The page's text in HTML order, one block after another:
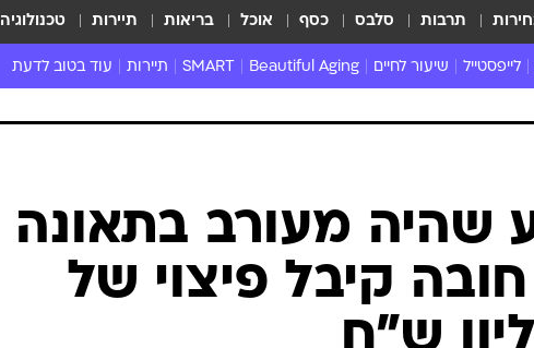
תרבות סלבס כסף אוכל בריאות תיירות טכנולוגיה
לייפסטייל שיעור לחיים Beautiful Aging
SMART תיירות עוד בטוב לדעת
פאבלו
שהיה מעורב בתאונה
קיבל פיצוי של